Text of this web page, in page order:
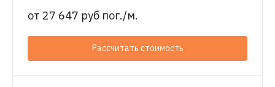
от 27 647 руб пог./м.
Рассчитать стоимость